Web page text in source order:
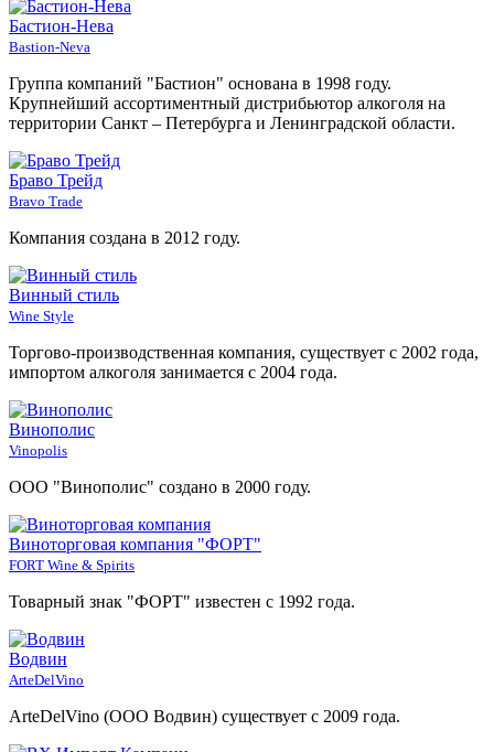
Бастион-Нева
Bastion-Neva
Группа компаний "Бастион" основана в 1998 году.
Крупнейший ассортиментный дистрибьютор алкоголя на
территории Санкт – Петербурга и Ленинградской области.
Браво Трейд
Bravo Trade
Компания создана в 2012 году.
Винный стиль
Wine Style
Торгово-производственная компания, существует с 2002 года,
импортом алкоголя занимается с 2004 года.
Винополис
Vinopolis
ООО "Винополис" создано в 2000 году.
Виноторговая компания "ФОРТ"
FORT Wine & Spirits
Товарный знак "ФОРТ" известен с 1992 года.
Водвин
ArteDelVino
ArteDelVino (ООО Водвин) существует с 2009 года.